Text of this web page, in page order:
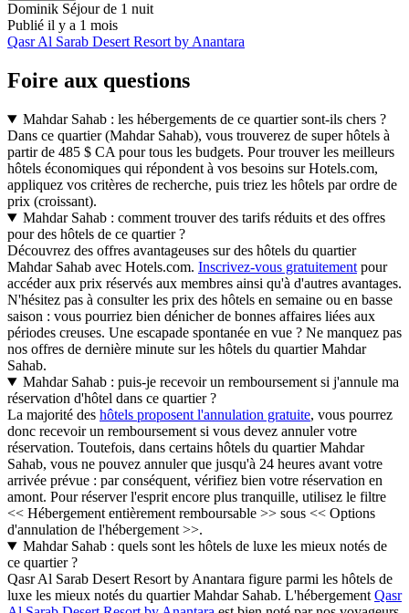
Dominik Séjour de 1 nuit
Publié il y a 1 mois
Qasr Al Sarab Desert Resort by Anantara
Foire aux questions
Mahdar Sahab : les hébergements de ce quartier sont-ils chers ?
Dans ce quartier (Mahdar Sahab), vous trouverez de super hôtels à
partir de 485 $ CA pour tous les budgets. Pour trouver les meilleurs
hôtels économiques qui répondent à vos besoins sur Hotels.com,
appliquez vos critères de recherche, puis triez les hôtels par ordre de
prix (croissant).
Mahdar Sahab : comment trouver des tarifs réduits et des offres
pour des hôtels de ce quartier ?
Découvrez des offres avantageuses sur des hôtels du quartier
Mahdar Sahab avec Hotels.com. Inscrivez-vous gratuitement pour
accéder aux prix réservés aux membres ainsi qu'à d'autres avantages.
N'hésitez pas à consulter les prix des hôtels en semaine ou en basse
saison : vous pourriez bien dénicher de bonnes affaires liées aux
périodes creuses. Une escapade spontanée en vue ? Ne manquez pas
nos offres de dernière minute sur les hôtels du quartier Mahdar
Sahab.
Mahdar Sahab : puis-je recevoir un remboursement si j'annule ma
réservation d'hôtel dans ce quartier ?
La majorité des hôtels proposent l'annulation gratuite, vous pourrez
donc recevoir un remboursement si vous devez annuler votre
réservation. Toutefois, dans certains hôtels du quartier Mahdar
Sahab, vous ne pouvez annuler que jusqu'à 24 heures avant votre
arrivée prévue : par conséquent, vérifiez bien votre réservation en
amont. Pour réserver l'esprit encore plus tranquille, utilisez le filtre
<< Hébergement entièrement remboursable >> sous << Options
d'annulation de l'hébergement >>.
Mahdar Sahab : quels sont les hôtels de luxe les mieux notés de
ce quartier ?
Qasr Al Sarab Desert Resort by Anantara figure parmi les hôtels de
luxe les mieux notés du quartier Mahdar Sahab. L'hébergement Qasr